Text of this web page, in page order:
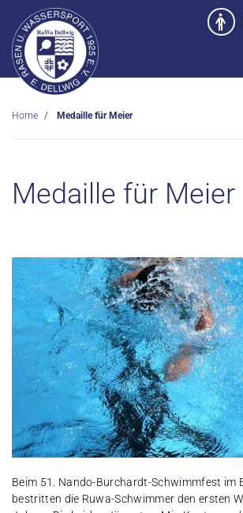
Home Medaille für Meier
Medaille für Meier
Beim 51. Nando-Burchardt-Schwimmfest im
bestritten die Ruwa-Schwimmer den ersten
Sport- und Kursangebot